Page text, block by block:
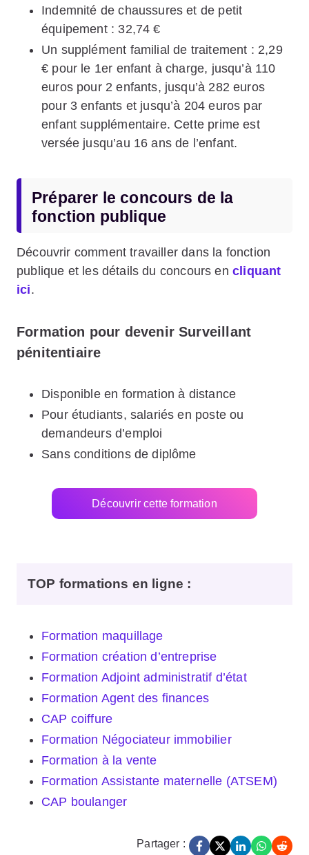
Indemnité de chaussures et de petit
équipement : 32,74 €
Un supplément familial de traitement : 2,29
€ pour le 1er enfant à charge, jusqu’à 110
euros pour 2 enfants, jusqu’à 282 euros
pour 3 enfants et jusqu’à 204 euros par
enfant supplémentaire. Cette prime est
versée jusqu’au 16 ans de l’enfant.
Préparer le concours de la
fonction publique
Découvrir comment travailler dans la fonction
publique et les détails du concours encliquant
ici.
Formation pour devenir Surveillant
pénitentiaire
Disponible en formation à distance
Pour étudiants, salariés en poste ou
demandeurs d’emploi
Sans conditions de diplôme
Découvrir cette formation
TOP formations en ligne :
Formation maquillage
Formation création d’entreprise
Formation Adjoint administratif d’état
Formation Agent des finances
CAP coiffure
Formation Négociateur immobilier
Formation à la vente
Formation Assistante maternelle (ATSEM)
CAP boulanger
Partager :